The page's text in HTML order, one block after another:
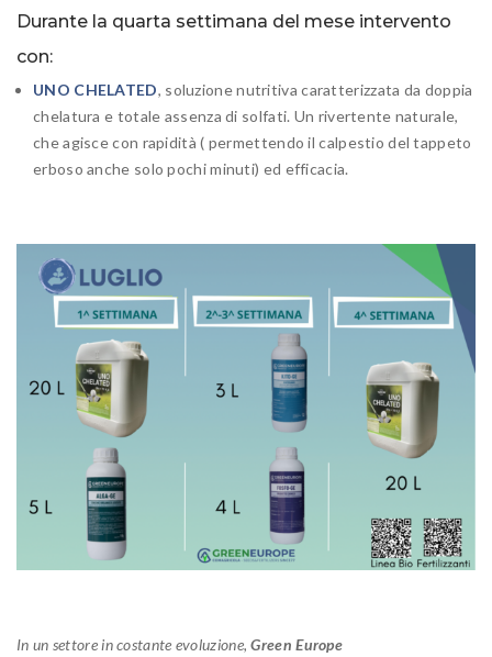
Durante la quarta settimana del mese intervento
con:
UNO CHELATED, soluzione nutritiva caratterizzata da doppia
chelatura e totale assenza di solfati. Un rivertente naturale,
che agisce con rapidità ( permettendo il calpestio del tappeto
erboso anche solo pochi minuti) ed efficacia.
In un settore in costante evoluzione,Green Europe